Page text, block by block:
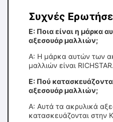
Συχνές
Ε: Ποια είναι η μάρκα
αξεσουάρ μαλλιών;
Α: Η μάρκα αυτών των
μαλλιών είναι RICHSTAR.
Ε: Πού
αξεσουάρ μαλλιών;
Α: Αυτά τα ακρυλικά
κατασκευάζονται στην